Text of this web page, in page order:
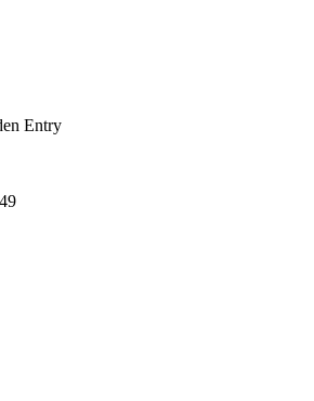
Entry